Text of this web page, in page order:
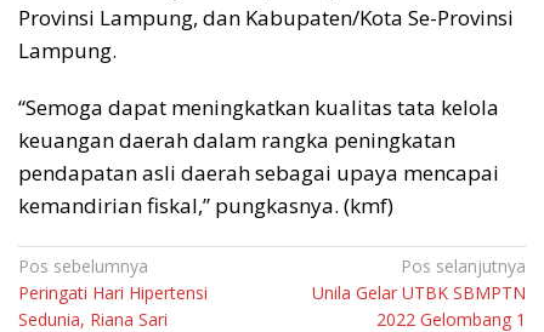
Provinsi Lampung, dan Kabupaten/Kota Se-Provinsi
Lampung.
“Semoga dapat meningkatkan kualitas tata kelola
keuangan daerah dalam rangka peningkatan
pendapatan asli daerah sebagai upaya mencapai
kemandirian fiskal,” pungkasnya. (kmf)
Navigasi
pos
Pos sebelumnya
Peringati Hari Hipertensi
Sedunia, Riana Sari
Pos selanjutnya
Unila Gelar UTBK SBMPTN
2022 Gelombang 1